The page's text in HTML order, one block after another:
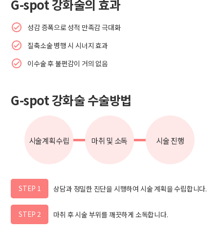
G-spot 강화술의 효과
성감 증폭으로 성적 만족감 극대화
질축소술 병행 시 시너지 효과
이수술 후 불편감이 거의 없음
G-spot 강화술 수술방법
시술계획수립 마취 및 소독 시술 진행
STEP 1 상담과 정밀한 진단을 시행하여 시술 계획을 수립합니다.
STEP 2 마취 후 시술 부위를 깨끗하게 소독합니다.